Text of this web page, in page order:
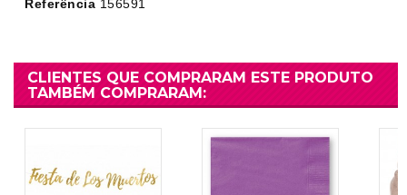
Referência 156591
CLIENTES QUE COMPRARAM ESTE PRODUTO
TAMBÉM COMPRARAM: